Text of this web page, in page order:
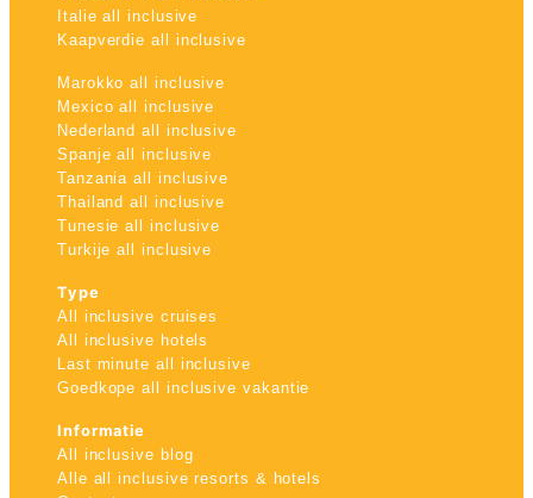
Italie all inclusive
Kaapverdie all inclusive
Marokko all inclusive
Mexico all inclusive
Nederland all inclusive
Spanje all inclusive
Tanzania all inclusive
Thailand all inclusive
Tunesie all inclusive
Turkije all inclusive
Type
All inclusive cruises
All inclusive hotels
Last minute all inclusive
Goedkope all inclusive vakantie
Informatie
All inclusive blog
Alle all inclusive resorts & hotels